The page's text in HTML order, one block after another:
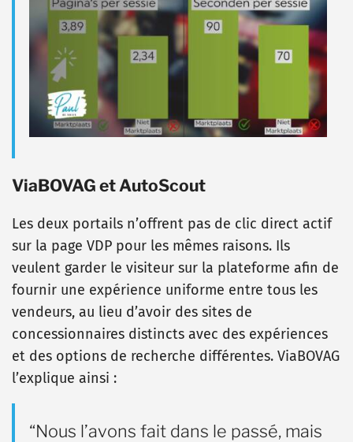
ViaBOVAG et AutoScout
Les deux portails n’offrent pas de clic direct actif
sur la page VDP pour les mêmes raisons. Ils
veulent garder le visiteur sur la plateforme afin de
fournir une expérience uniforme entre tous les
vendeurs, au lieu d’avoir des sites de
concessionnaires distincts avec des expériences
et des options de recherche différentes. ViaBOVAG
l’explique ainsi :
“Nous l’avons fait dans le passé, mais